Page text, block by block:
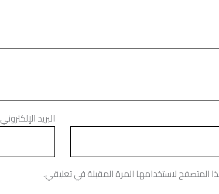
البريد الإلكتروني
المتصفح لاستخدامها المرة المقبلة في تعليقي.